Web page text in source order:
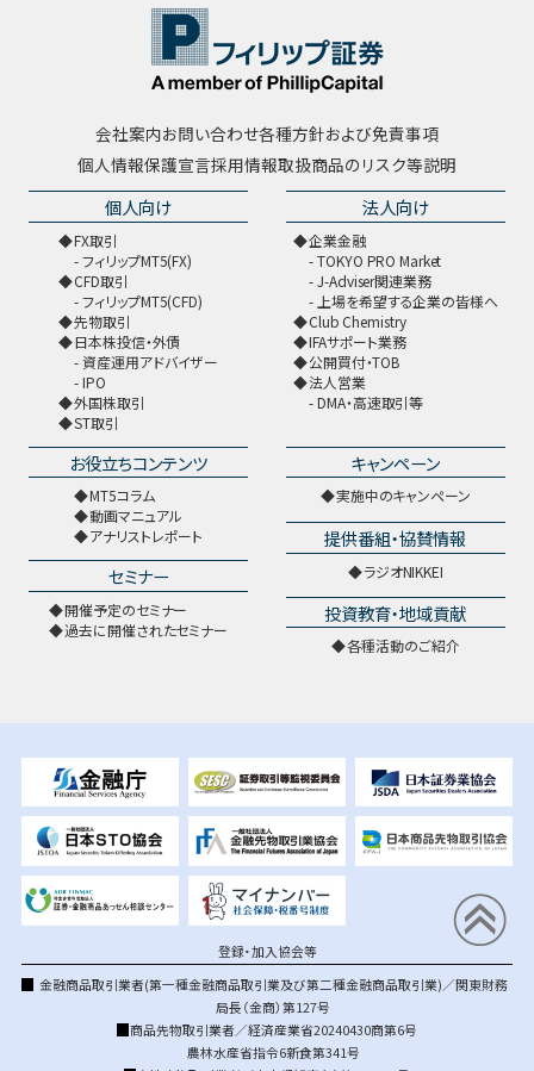
会社案内お問い合わせ各種方針および免責事項
個人情報保護宣言採用情報取扱商品のリスク等説明
個人向け
FX取引
フィリップMT5(FX)
CFD取引
フィリップMT5(CFD)
先物取引
日本株投信・外債
資産運用アドバイザー
IPO
外国株取引
ST取引
法人向け
企業金融
TOKYO PRO Market
J-Adviser関連業務
上場を希望する企業の皆様へ
Club Chemistry
IFAサポート業務
公開買付・TOB
法人営業
DMA・高速取引等
お役立ちコンテンツ
MT5コラム
動画マニュアル
アナリストレポート
セミナー
開催予定のセミナー
過去に開催されたセミナー
キャンペーン
実施中のキャンペーン
提供番組・協賛情報
ラジオNIKKEI
投資教育・地域貢献
各種活動のご紹介
登録・加入協会等
金融商品取引業者(第一種金融商品取引業及び第二種金融商品取引業)／関東財務
局長（金商）第127号
商品先物取引業者／経済産業省20240430商第6号
農林水産省指令6新食第341号